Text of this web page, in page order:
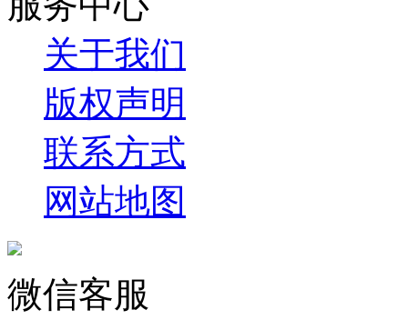
关于我们
版权声明
联系方式
网站地图
微信客服